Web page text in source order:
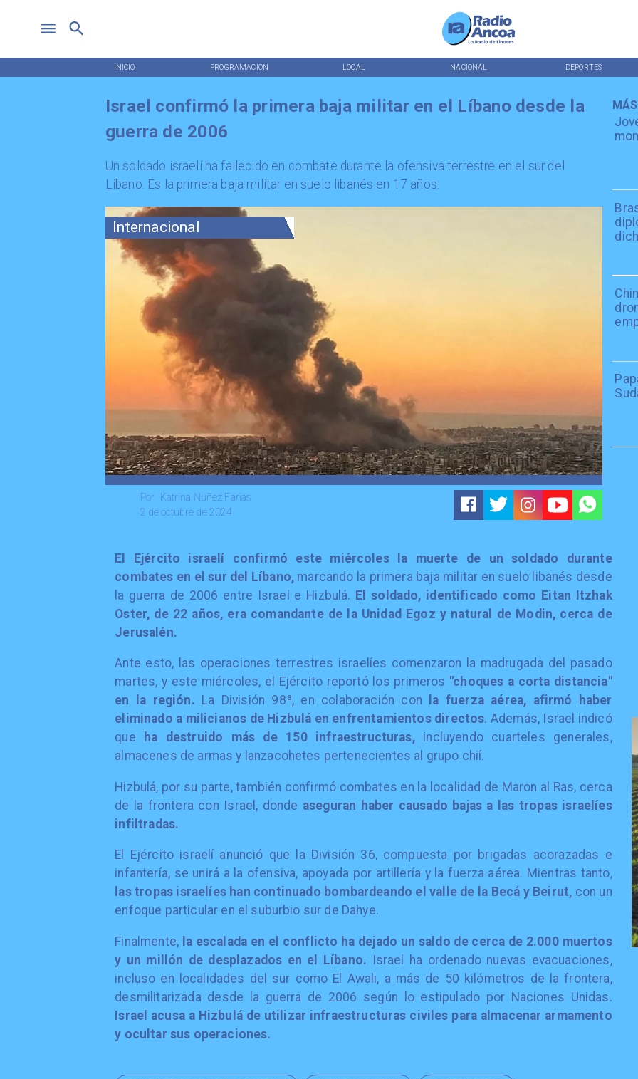
INICIO PROGRAMACIÓN LOCAL NACIONAL DEPORTES
Internacional
Katrina Nuñez Farias
Por
2 de octubre de 2024
Israel confirmó la primera baja militar en el Líbano desde la
guerra de 2006
​Un soldado israelí ha fallecido en combate durante la ofensiva terrestre en el sur del
Líbano. Es la primera baja militar en suelo libanés en 17 años.
​El Ejército israelí confirmó este miércoles la muerte de un soldado durante
combates en el sur del Líbano, marcando la primera baja militar en suelo libanés desde
la guerra de 2006 entre Israel e Hizbulá. El soldado, identificado como Eitan Itzhak
Oster, de 22 años, era comandante de la Unidad Egoz y natural de Modin, cerca de
Jerusalén.
Ante esto, las operaciones terrestres israelíes comenzaron la madrugada del pasado
martes, y este miércoles, el Ejército reportó los primeros "choques a corta distancia"
en la región. La División 98ª, en colaboración con
la fuerza aérea, afirmó haber
eliminado a milicianos de Hizbulá en enfrentamientos directos. Además, Israel indicó
que
ha destruido más de 150 infraestructuras,incluyendo cuarteles generales,
almacenes de armas y lanzacohetes pertenecientes al grupo chií.
Hizbulá, por su parte, también confirmó combates en la localidad de Maron al Ras, cerca
de la frontera con Israel, donde aseguran haber causado bajas a las tropas israelíes
infiltradas.
El Ejército israelí anunció que la División 36, compuesta por brigadas acorazadas e
infantería, se unirá a la ofensiva, apoyada por artillería y la fuerza aérea. Mientras tanto,
las tropas israelíes han continuado bombardeando el valle de la Becá y Beirut, con un
enfoque particular en el suburbio sur de Dahye.
Finalmente, la escalada en el conflicto ha dejado un saldo de cerca de 2.000 muertos
y un millón de desplazados en el Líbano. Israel ha ordenado nuevas evacuaciones,
incluso en localidades del sur como El Awali, a más de 50 kilómetros de la frontera,
desmilitarizada desde la guerra de 2006 según lo estipulado por Naciones Unidas.
Israel acusa a Hizbulá de utilizar infraestructuras civiles para almacenar armamento
y ocultar sus operaciones.